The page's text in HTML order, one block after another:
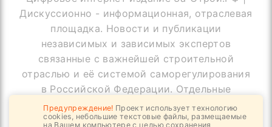
Дискуссионно - информационная, отраслевая
площадка. Новости и публикации
независимых и зависимых экспертов
связанные с важнейшей строительной
отраслью и её системой саморегулирования
в Российской Федерации. Отдельные
публикации могут содержать информацию,
не предназначенную для пользователей
Предупреждение! Проект использует технологию
cookies, небольшие текстовые файлы, размещаемые
на Вашем компьютере с целью сохранения